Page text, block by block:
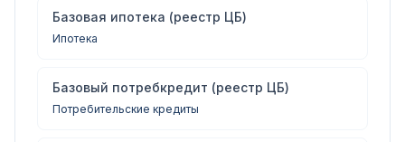
Базовая ипотека (реестр ЦБ)
Ипотека
Базовый потребкредит (реестр ЦБ)
Потребительские кредиты